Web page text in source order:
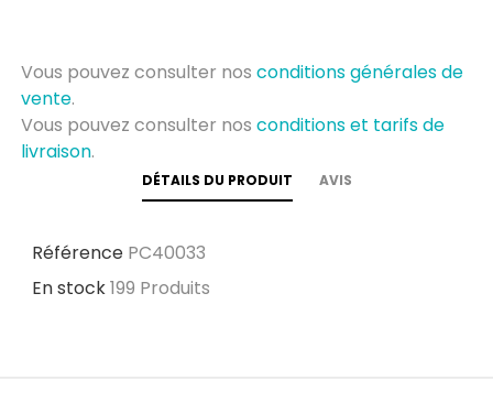
Vous pouvez consulter nos conditions générales de
vente.
Vous pouvez consulter nos conditions et tarifs de
livraison.
DÉTAILS DU PRODUIT AVIS
Référence PC40033
En stock199 Produits